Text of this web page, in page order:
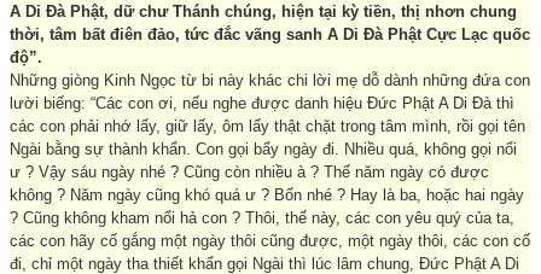
A Di Đà Phật, dữ chư Thánh chúng, hiện tại kỳ tiền, thị nhơn chung
thời, tâm bất điên đảo, tức đắc vãng sanh A Di Đà Phật Cực Lạc quốc
độ”.
Những giòng Kinh Ngọc từ bi này khác chi lời mẹ dỗ dành những đứa con
lười biếng: “Các con ơi, nếu nghe được danh hiệu Đức Phật A Di Đà thì
các con phải nhớ lấy, giữ lấy, ôm lấy thật chặt trong tâm mình, rồi gọi tên
Ngài bằng sự thành khẩn. Con gọi bẩy ngày đi. Nhiều quá, không gọi nổi
ư ? Vậy sáu ngày nhé ? Cũng còn nhiều à ? Thế năm ngày có được
không ? Năm ngày cũng khó quá ư ? Bốn nhé ? Hay là ba, hoặc hai ngày
? Cũng không kham nổi hả con ? Thôi, thế này, các con yêu quý của ta,
các con hãy cố gắng một ngày thôi cũng được, một ngày thôi, các con cố
đi, chỉ một ngày tha thiết khẩn gọi Ngài thì lúc lâm chung, Đức Phật A Di